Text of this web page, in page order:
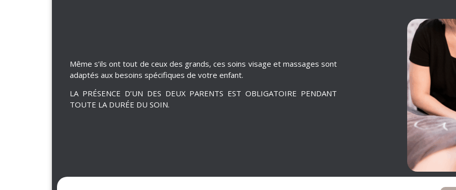
Même s’ils ont tout de ceux des grands, ces soins visage et massages sont
adaptés aux besoins spécifiques de votre enfant.
LA PRÉSENCE D’UN DES DEUX PARENTS EST OBLIGATOIRE PENDANT
TOUTE LA DURÉE DU SOIN.